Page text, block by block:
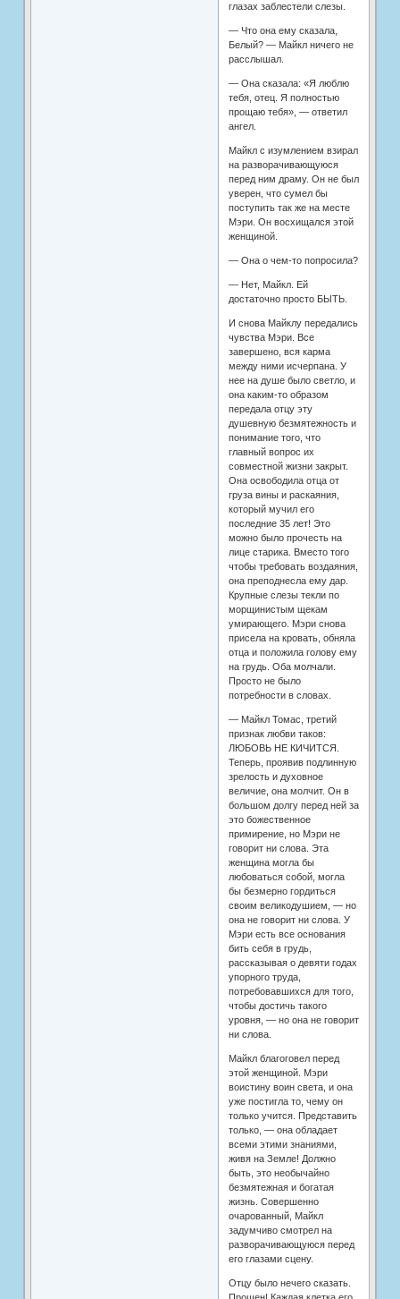
глазах заблестели слезы.
— Что она ему сказала,
Белый? — Майкл ничего не
расслышал.
— Она сказала: «Я люблю
тебя, отец. Я полностью
прощаю тебя», — ответил
ангел.
Майкл с изумлением взирал
на разворачивающуюся
перед ним драму. Он не был
уверен, что сумел бы
поступить так же на месте
Мэри. Он восхищался этой
женщиной.
— Она о чем-то попросила?
— Нет, Майкл. Ей
достаточно просто БЫТЬ.
И снова Майклу передались
чувства Мэри. Все
завершено, вся карма
между ними исчерпана. У
нее на душе было светло, и
она каким-то образом
передала отцу эту
душевную безмятежность и
понимание того, что
главный вопрос их
совместной жизни закрыт.
Она освободила отца от
груза вины и раскаяния,
который мучил его
последние 35 лет! Это
можно было прочесть на
лице старика. Вместо того
чтобы требовать воздаяния,
она преподнесла ему дар.
Крупные слезы текли по
морщинистым щекам
умирающего. Мэри снова
присела на кровать, обняла
отца и положила голову ему
на грудь. Оба молчали.
Просто не было
потребности в словах.
— Майкл Томас, третий
признак любви таков:
ЛЮБОВЬ НЕ КИЧИТСЯ.
Теперь, проявив подлинную
зрелость и духовное
величие, она молчит. Он в
большом долгу перед ней за
это божественное
примирение, но Мэри не
говорит ни слова. Эта
женщина могла бы
любоваться собой, могла
бы безмерно гордиться
своим великодушием, — но
она не говорит ни слова. У
Мэри есть все основания
бить себя в грудь,
рассказывая о девяти годах
упорного труда,
потребовавшихся для того,
чтобы достичь такого
уровня, — но она не говорит
ни слова.
Майкл благоговел перед
этой женщиной. Мэри
воистину воин света, и она
уже постигла то, чему он
только учится. Представить
только, — она обладает
всеми этими знаниями,
живя на Земле! Должно
быть, это необычайно
безмятежная и богатая
жизнь. Совершенно
очарованный, Майкл
задумчиво смотрел на
разворачивающуюся перед
его глазами сцену.
Отцу было нечего сказать.